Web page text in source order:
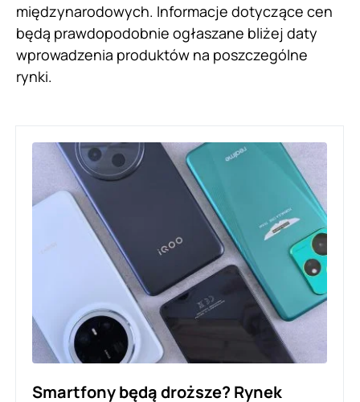
międzynarodowych. Informacje dotyczące cen
będą prawdopodobnie ogłaszane bliżej daty
wprowadzenia produktów na poszczególne
rynki.
Smartfony będą droższe? Rynek